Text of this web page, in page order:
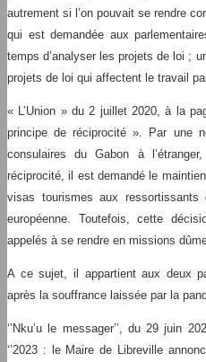
autrement si l’on pouvait se rendre
qui est demandée aux
temps d’analyser les projets de loi ;
projets de loi qui affectent le travail
« L’Union » du 2 juillet 2020, à la
principe de réciprocité ». Par une
consulaires du Gabon à
réciprocité, il est demandé le
visas tourismes aux
européenne. Toutefois, cette
appelés à se rendre en missions
A ce sujet, il appartient aux deux
après la souffrance laissée par la
‘’Nku’u le messager’’, du 29 juin
‘’2023 : le Maire de Libreville